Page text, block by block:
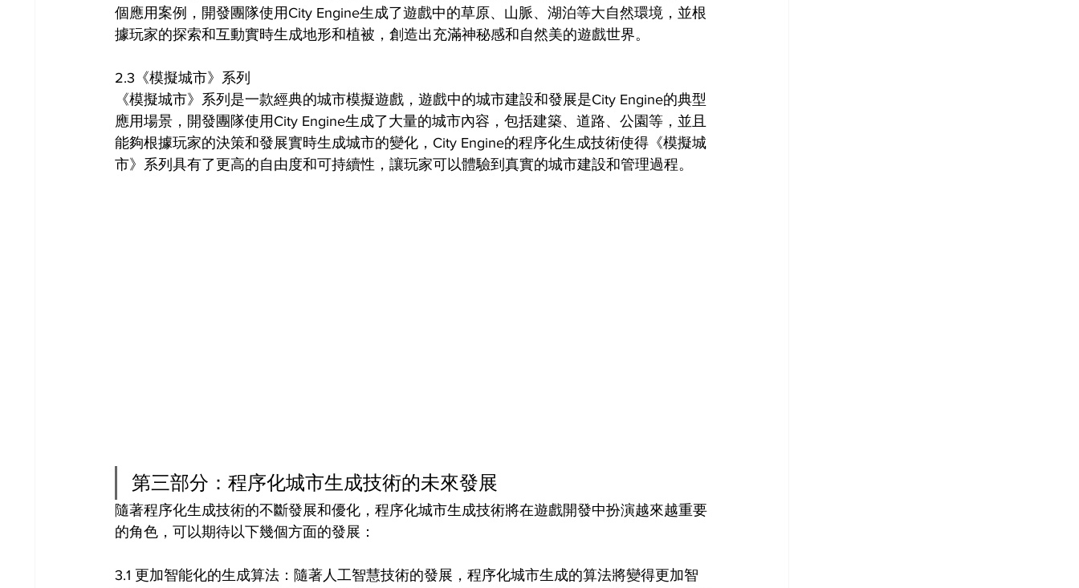
個應用案例，開發團隊使用City Engine生成了遊戲中的草原、山脈、湖泊等大自然環境，並根
據玩家的探索和互動實時生成地形和植被，創造出充滿神秘感和自然美的遊戲世界。
2.3《模擬城市》系列
《模擬城市》系列是一款經典的城市模擬遊戲，遊戲中的城市建設和發展是City Engine的典型
應用場景，開發團隊使用City Engine生成了大量的城市內容，包括建築、道路、公園等，並且
能夠根據玩家的決策和發展實時生成城市的變化，City Engine的程序化生成技術使得《模擬城
市》系列具有了更高的自由度和可持續性，讓玩家可以體驗到真實的城市建設和管理過程。
第三部分：程序化城市生成技術的未來發展
隨著程序化生成技術的不斷發展和優化，程序化城市生成技術將在遊戲開發中扮演越來越重要
的角色，可以期待以下幾個方面的發展：
3.1 更加智能化的生成算法：隨著人工智慧技術的發展，程序化城市生成的算法將變得更加智